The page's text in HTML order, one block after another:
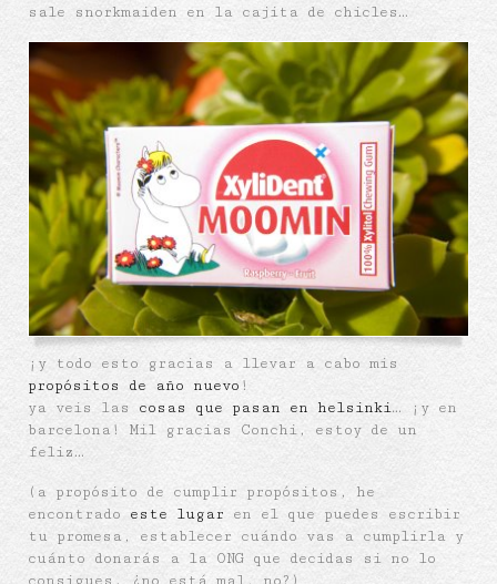
sale snorkmaiden en la cajita de chicles…
¡y todo esto gracias a llevar a cabo mis
propósitos de año nuevo !
ya veis las cosas que pasan en helsinki… ¡y en
barcelona! Mil gracias Conchi, estoy de un
feliz…
(a propósito de cumplir propósitos, he
encontrado este lugar en el que puedes escribir
tu promesa, establecer cuándo vas a cumplirla y
cuánto donarás a la ONG que decidas si no lo